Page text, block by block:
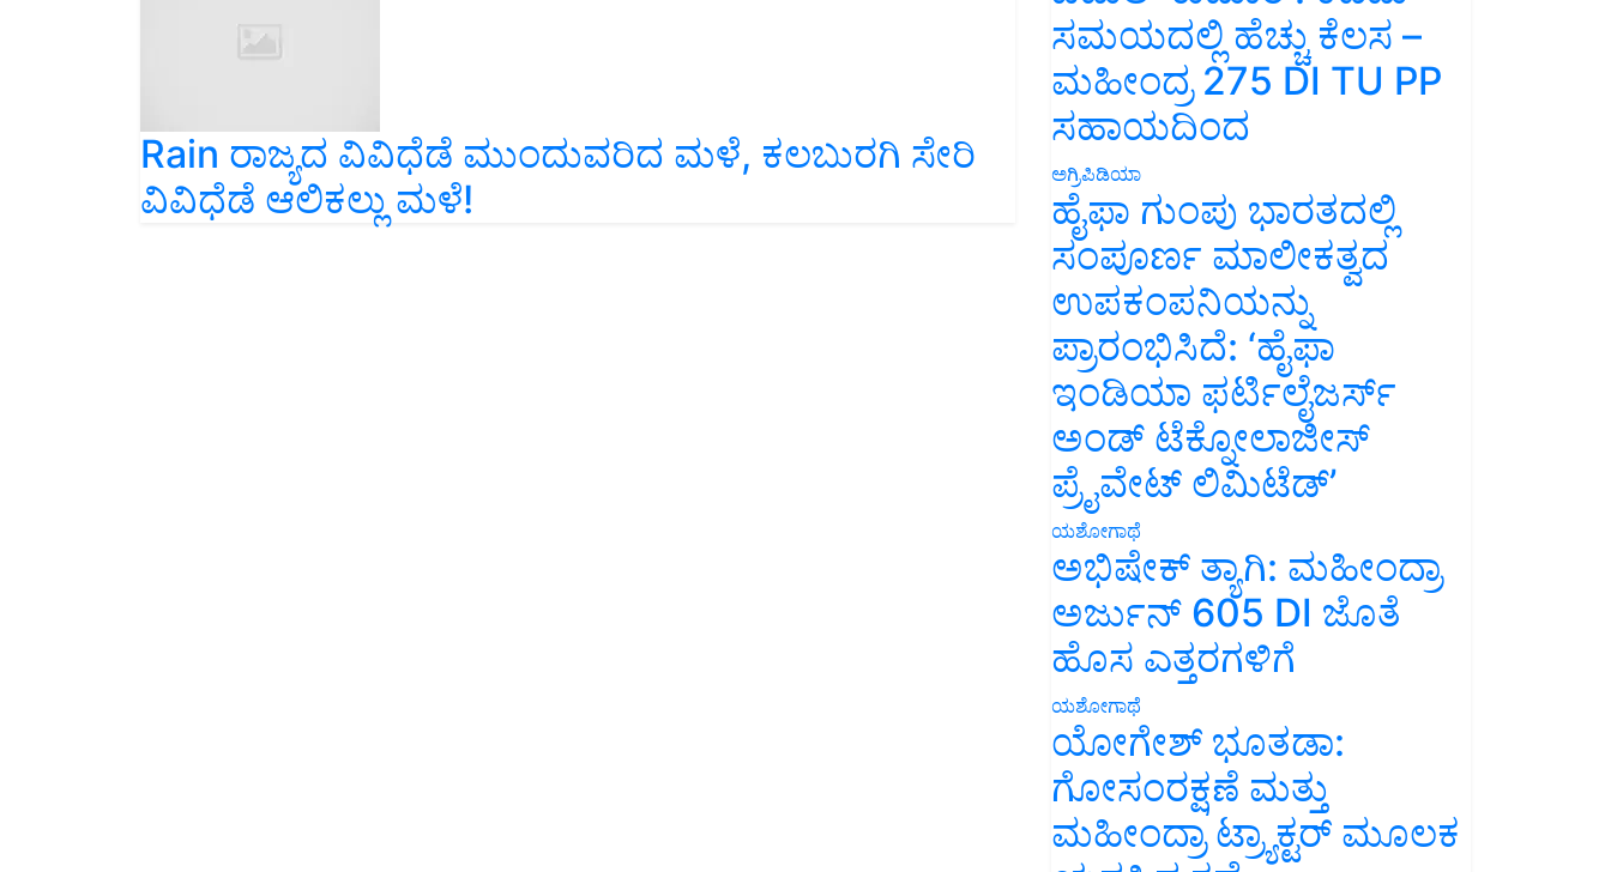
Rain ರಾಜ್ಯದ ವಿವಿಧೆಡೆ ಮುಂದುವರಿದ ಮಳೆ, ಕಲಬುರಗಿ ಸೇರಿ
ವಿವಿಧೆಡೆ ಆಲಿಕಲ್ಲು ಮಳೆ!
ಸಮಯದಲ್ಲಿ ಹೆಚ್ಚು ಕೆಲಸ –
ಮಹೀಂದ್ರ 275 DI TU PP
ಸಹಾಯದಿಂದ
ಅಗ್ರಿಪಿಡಿಯಾ
ಹೈಫಾ ಗುಂಪು ಭಾರತದಲ್ಲಿ
ಸಂಪೂರ್ಣ ಮಾಲೀಕತ್ವದ
ಉಪಕಂಪನಿಯನ್ನು
ಪ್ರಾರಂಭಿಸಿದೆ: ‘ಹೈಫಾ
ಇಂಡಿಯಾ ಫರ್ಟಿಲೈಜರ್ಸ್
ಅಂಡ್ ಟೆಕ್ನೋಲಾಜೀಸ್
ಪ್ರೈವೇಟ್ ಲಿಮಿಟೆಡ್’
ಯಶೋಗಾಥೆ
ಅಭಿಷೇಕ್ ತ್ಯಾಗಿ: ಮಹೀಂದ್ರಾ
ಅರ್ಜುನ್ 605 DI ಜೊತೆ
ಹೊಸ ಎತ್ತರಗಳಿಗೆ
ಯಶೋಗಾಥೆ
ಯೋಗೇಶ್ ಭೂತಡಾ:
ಗೋಸಂರಕ್ಷಣೆ ಮತ್ತು
ಮಹೀಂದ್ರಾ ಟ್ರ್ಯಾಕ್ಟರ್ ಮೂಲಕ